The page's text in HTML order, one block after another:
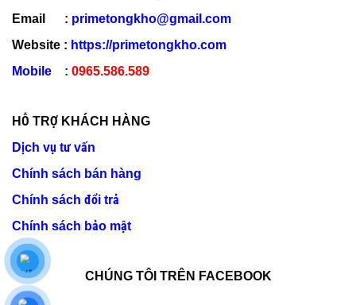
Email : primetongkho@gmail.com
Website : https://primetongkho.com
Mobile : 0965.586.589
HỖ TRỢ KHÁCH HÀNG
Dịch vụ tư vấn
Chính sách bán hàng
Chính sách đổi trả
Chính sách bảo mật
CHÚNG TÔI TRÊN FACEBOOK